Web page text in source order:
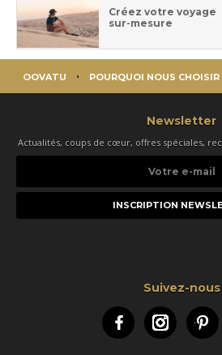
Créez votre voyage
sur-mesure
OOVATU POURQUOI NOUS CHOISIR
Newsletter
Actualités, coups de cœur, offres spéciales,
e-
Suivez-nous
Facebook